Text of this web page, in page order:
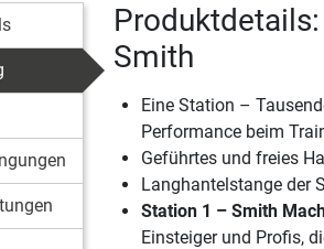
Smith
Eine Station –
Performance beim
Geführtes und freies
Langhantelstange der
Station 1 – Smith
Einsteiger und Profis,